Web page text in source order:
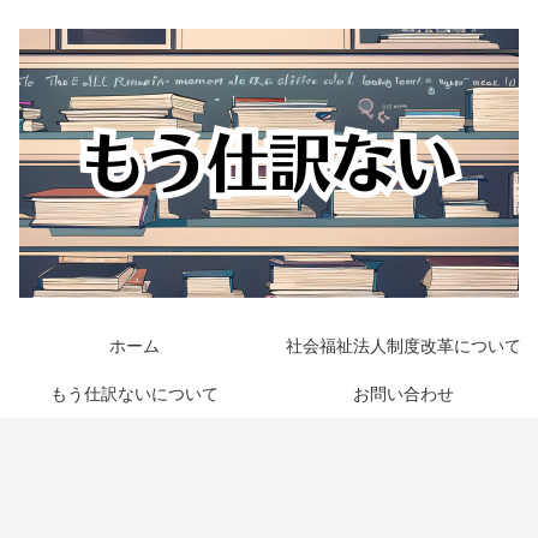
ホーム 社会福祉法人制度改革について
もう仕訳ないについて お問い合わせ